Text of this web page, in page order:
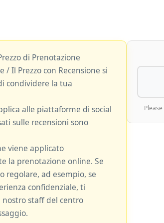
di Prenotazione
/ Il Prezzo con Recensione si
condividere la tua
alle piattaforme di social
sulle recensioni sono
viene applicato
la prenotazione online. Se
regolare, ad esempio, se
confidenziale, ti
staff del centro